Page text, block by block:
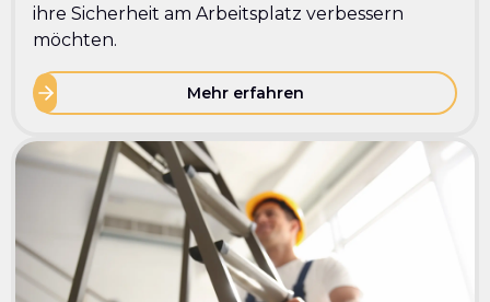
ihre Sicherheit am Arbeitsplatz verbessern
möchten.
Mehr erfahren